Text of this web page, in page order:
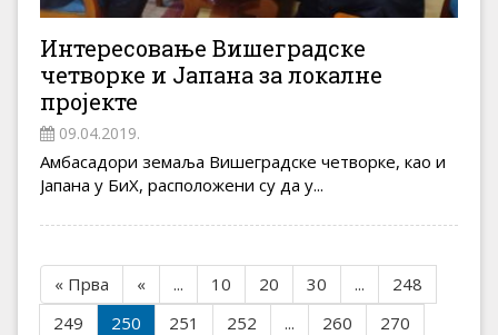
Интересовање Вишеградске
четворке и Јапана за локалне
пројекте
09.04.2019.
Амбасадори земаља Вишеградске четворке, као и
Јапана у БиХ, расположени су да у...
« Прва « ... 10 20 30 ...
248
249
250 251 252 ... 260
270